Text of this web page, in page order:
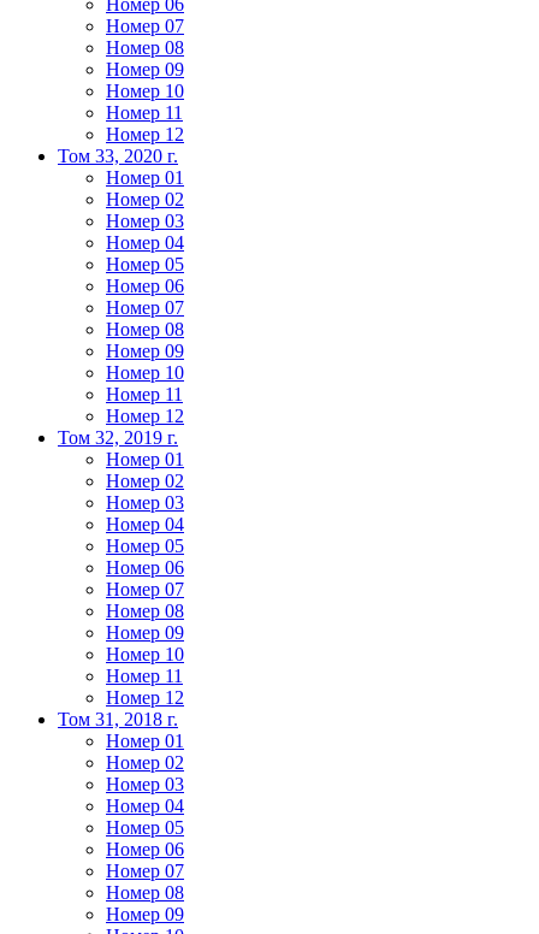
Номер 06
Номер 07
Номер 08
Номер 09
Номер 10
Номер 11
Номер 12
Том 33, 2020 г.
Номер 01
Номер 02
Номер 03
Номер 04
Номер 05
Номер 06
Номер 07
Номер 08
Номер 09
Номер 10
Номер 11
Номер 12
Том 32, 2019 г.
Номер 01
Номер 02
Номер 03
Номер 04
Номер 05
Номер 06
Номер 07
Номер 08
Номер 09
Номер 10
Номер 11
Номер 12
Том 31, 2018 г.
Номер 01
Номер 02
Номер 03
Номер 04
Номер 05
Номер 06
Номер 07
Номер 08
Номер 09